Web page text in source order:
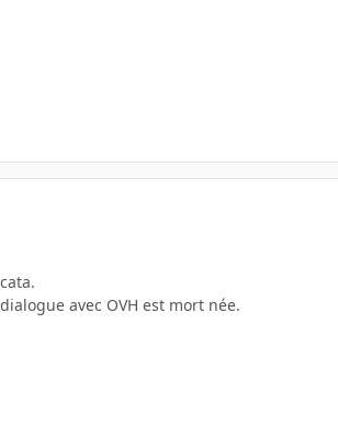
avec OVH est mort née.